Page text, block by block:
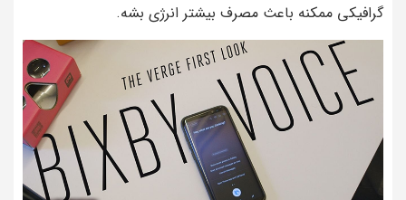
گرافیکی ممکنه باعث مصرف بیشتر انرژی بشه.